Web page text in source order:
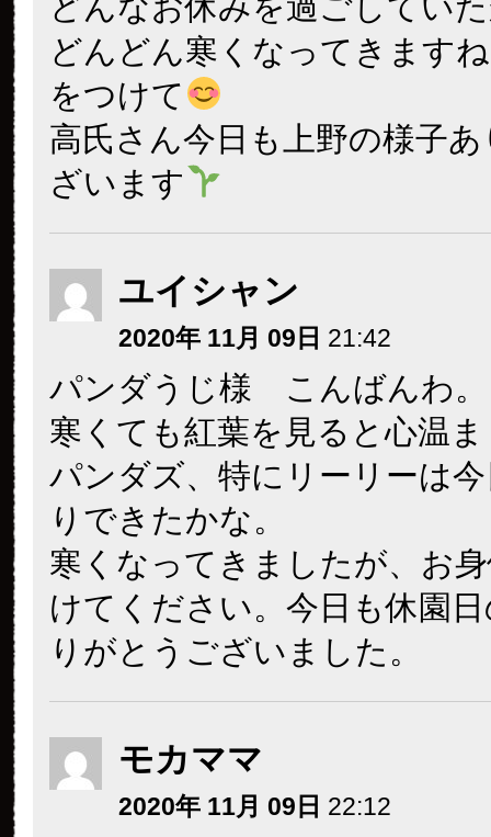
どんなお休みを過ごしてい
どんどん寒くなってきます
をつけて
高氏さん今日も上野の様子
ざいます
ユイシャン
2020年 11月 09日 21:42
パンダうじ様 こんばんわ。
寒くても紅葉を見ると心温
パンダズ、特にリーリーは
りできたかな。
寒くなってきましたが、お
けてください。今日も休園
りがとうございました。
モカママ
2020年 11月 09日 22:12